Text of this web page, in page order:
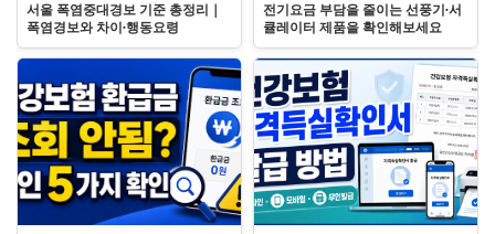
서울 폭염중대경보 기준 총정리｜
폭염경보와 차이·행동요령
전기요금 부담을 줄이는 선풍기·서
큘레이터 제품을 확인해보세요